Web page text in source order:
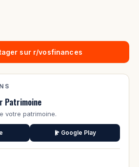
sur r/vosfinances
Patrimoine
votre patrimoine.
Google Play